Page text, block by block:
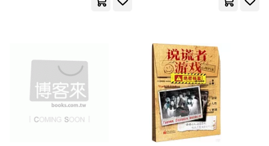
美國迪士尼公司(99)
張國見（主編）(98)
中華書局(1417)
西南師範大學出版社(1355)
科學技術文獻出版社(1327)